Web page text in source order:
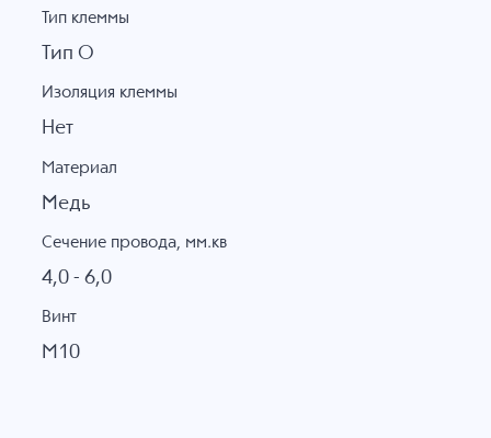
Тип клеммы
Тип О
Изоляция клеммы
Нет
Материал
Медь
Сечение провода, мм.кв
4,0 - 6,0
Винт
M10